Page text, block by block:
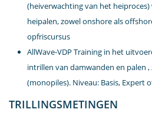
(heiverwachting van het
heipalen, zowel onshore als
opfriscursus
AllWave-VDP Training in het
intrillen van damwanden en palen
(monopiles). Niveau: Basis, Expert
TRILLINGSMETINGEN